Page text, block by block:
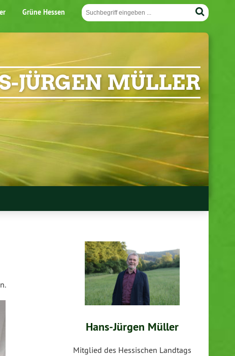
Grüne Hessen
JÜRGEN MÜLLER
Hans-Jürgen Müller
Mitglied des Hessischen Landtags